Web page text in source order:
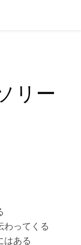
リー
わってくる
はある